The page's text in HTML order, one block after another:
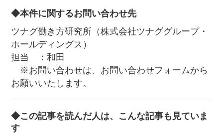
◆本件に関するお問い合わせ先
ツナグ働き方研究所（株式会社ツナググループ・
ホールディングス）
担当 ：和田
※お問い合わせは、お問い合わせフォームから
お願いいたします。
◆この記事を読んだ人は、こんな記事も見ていま
す